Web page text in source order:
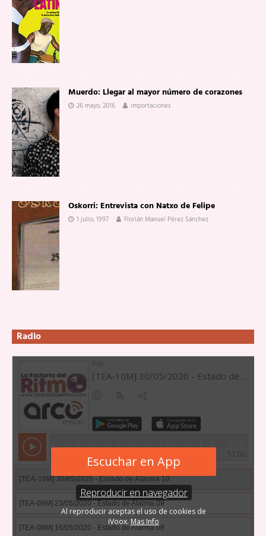
Muerdo: Llegar al mayor número de corazones
26 mayo, 2016 importaciones
Oskorri: Entrevista con Natxo de Felipe
1 julio, 1997 Florián Manuel Pérez Sánchez
Radio